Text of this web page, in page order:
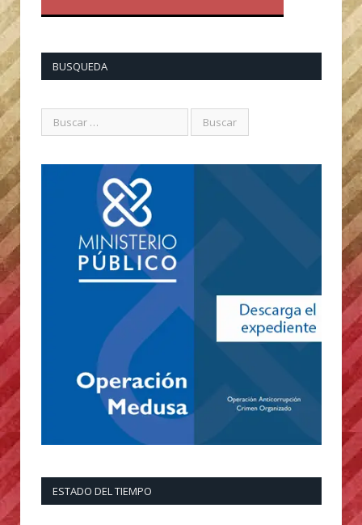
BUSQUEDA
ESTADO DEL TIEMPO